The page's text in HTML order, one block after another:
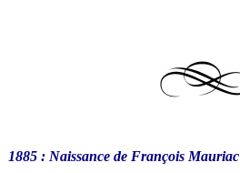
1885 : Naissance de François Mauriac